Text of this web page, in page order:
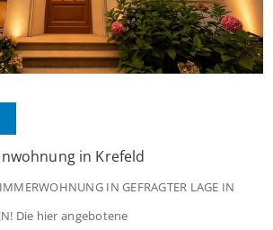
in Krefeld
IN GEFRAGTER LAGE IN
Die hier angebotene